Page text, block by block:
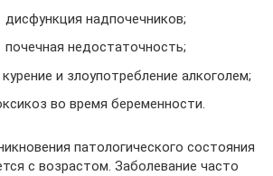
дисфункция надпочечников;
почечная недостаточность;
и злоупотребление алкоголем;
во время беременности.
патологического состояния
с возрастом. Заболевание часто